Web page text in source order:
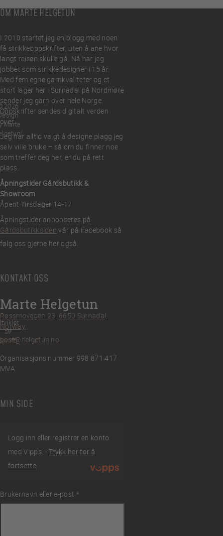
OM MARTE HELGETUN
I 2010 startet jeg en blogg med noen
få strikkeoppskrifter, uten å ane hvor
langt reisen skulle gå. Nå har jeg
jobbet som strikkedesigner i 15 år.
Med fem egne garnkvaliteter og et
stort lager her i Surnadal på Nordmøre
sender jeg garn over hele Norge.
Oppskrifter sendes digitalt verden
over.
Jeg har alltid valgt å designe plagg jeg
selv ville bruke – så om du finner noe
som treffer deg her, er du på rett
plass.
Åpningstider Gårdsbutikk &
Showroom
Åpent Tirsdager 14-17
Åpningstider annonseres på
Gårdsbutikksiden vår på Facebook så
følg oss gjerne her også.
KONTAKT OSS
Marte Helgetun
Røssmovegen 23, 6650 Surnadal,
Norway
post@helgetun.no
Organisasjons nummer 998 871 417
MVA
MIN SIDE
Logg inn eller registrer en konto
med Vipps. -Trykk her for å
fortsette
Brukernavn eller e-post *
Påkrevd
2026
Marte
av